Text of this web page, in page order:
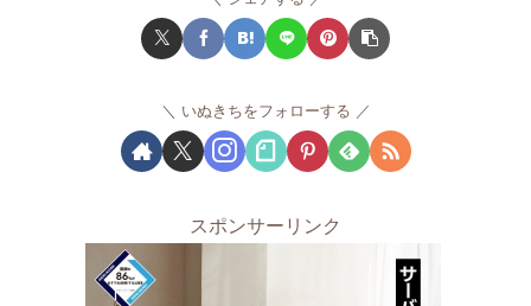
いぬきちをフォローする
スポンサーリンク